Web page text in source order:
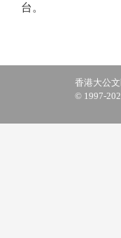
台。
香港大公
© 1997-